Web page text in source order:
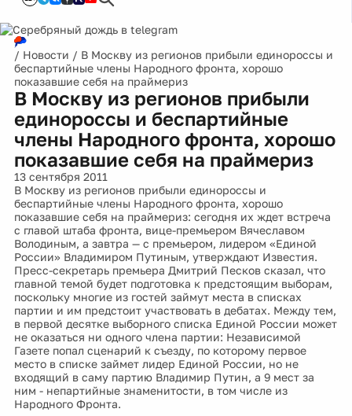
/ Новости / В Москву из регионов прибыли единороссы и
беспартийные члены Народного фронта, хорошо
показавшие себя на праймериз
В Москву из регионов прибыли
единороссы и беспартийные
члены Народного фронта, хорошо
показавшие себя на праймериз
13 сентября 2011
В Москву из регионов прибыли единороссы и
беспартийные члены Народного фронта, хорошо
показавшие себя на праймериз: сегодня их ждет встреча
с главой штаба фронта, вице-премьером Вячеславом
Володиным, а завтра — с премьером, лидером «Единой
России» Владимиром Путиным, утверждают Известия.
Пресс-секретарь премьера Дмитрий Песков сказал, что
главной темой будет подготовка к предстоящим выборам,
поскольку многие из гостей займут места в списках
партии и им предстоит участвовать в дебатах. Между тем,
в первой десятке выборного списка Единой России может
не оказаться ни одного члена партии: Независимой
Газете попал сценарий к съезду, по которому первое
место в списке займет лидер Единой России, но не
входящий в саму партию Владимир Путин, а 9 мест за
ним - непартийные знаменитости, в том числе из
Народного Фронта.